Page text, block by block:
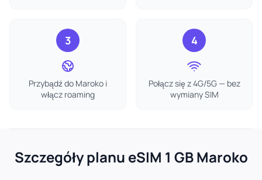
3
Przybądź do Maroko i
włącz roaming
4
Połącz się z 4G/5G — bez
wymiany SIM
Szczegóły planu eSIM 1 GB Maroko